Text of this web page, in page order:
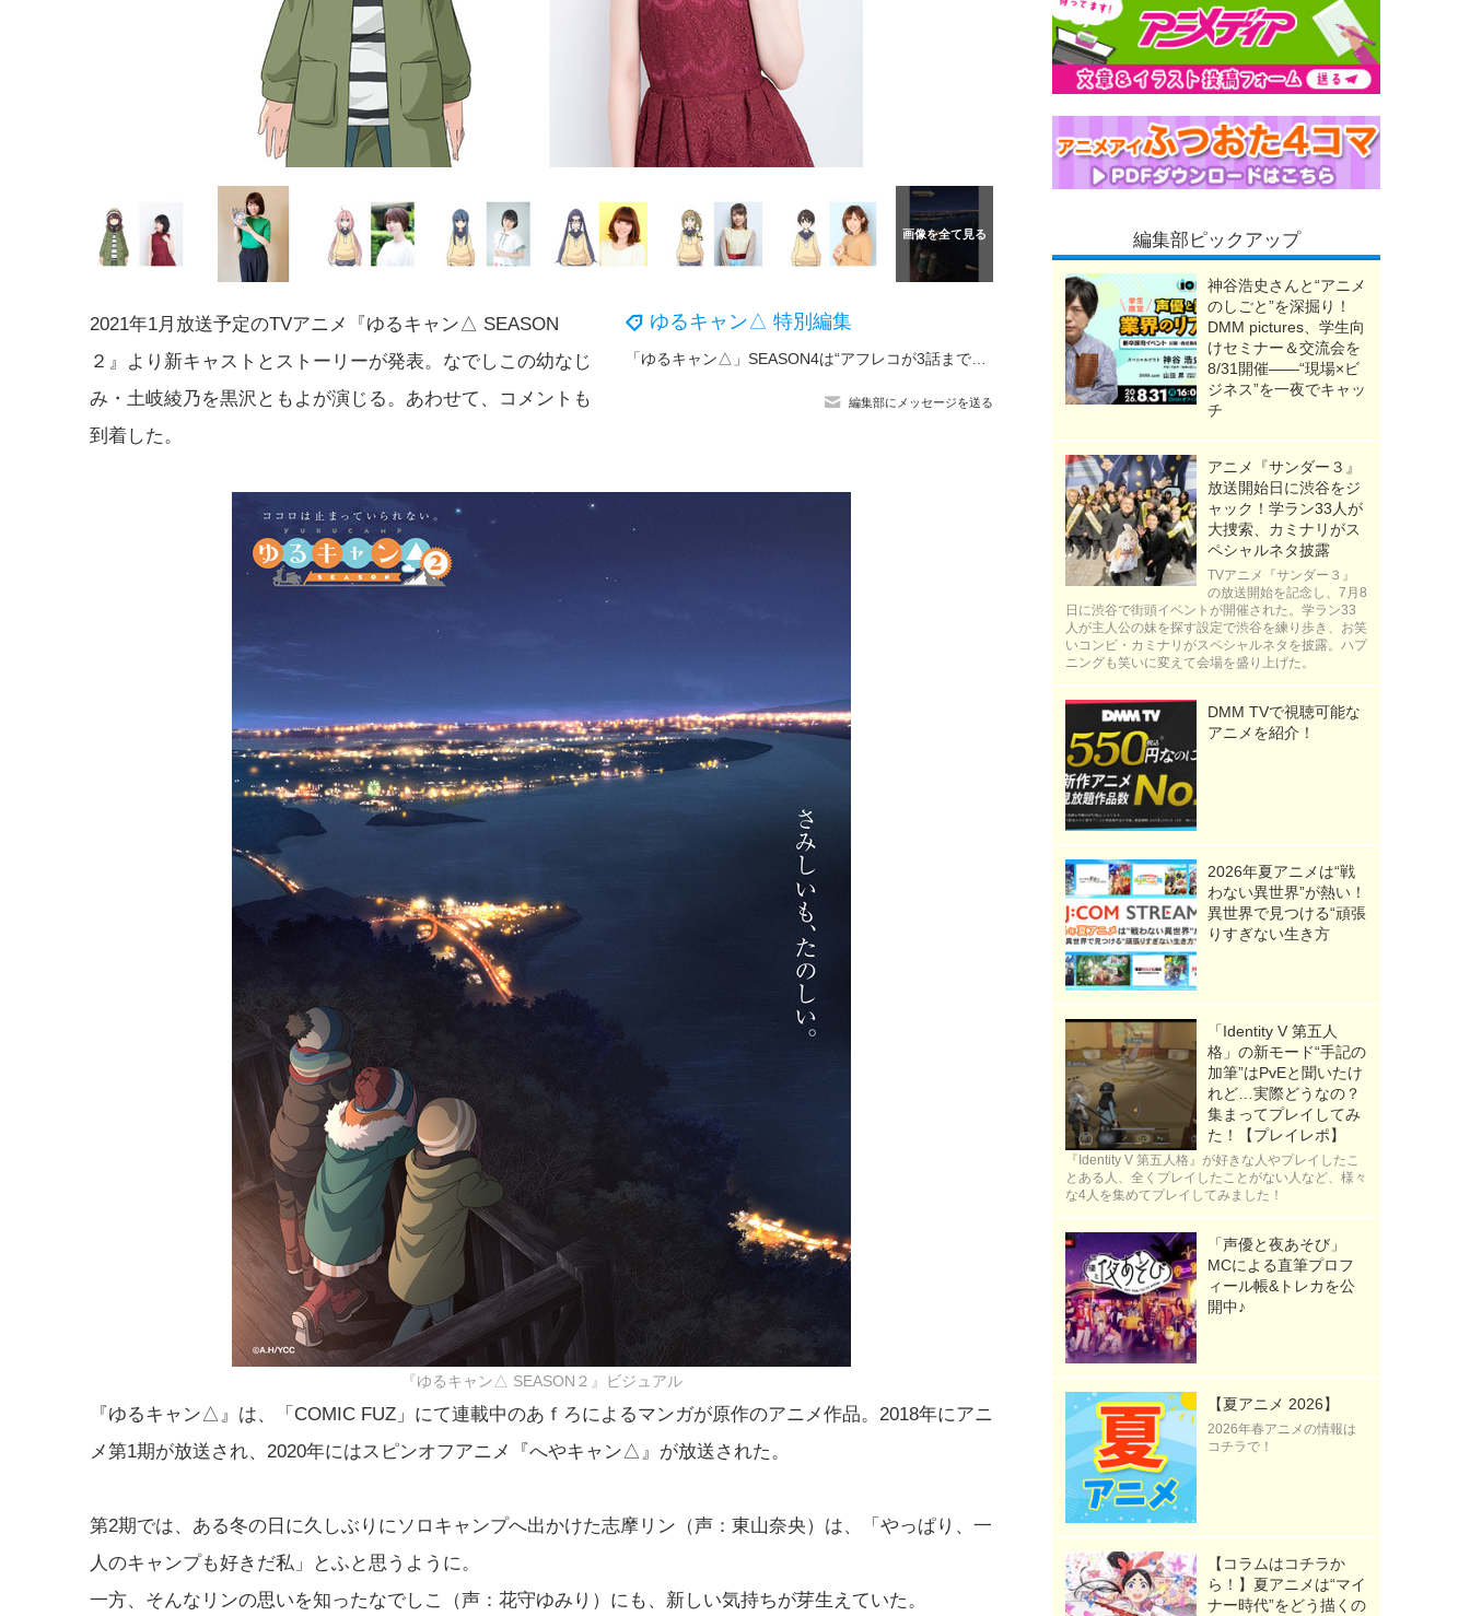
ゆるキャン△ 特別編集
編集部にメッセージを送る
2021年1月放送予定のTVアニメ『ゆるキャン△ SEASON
２』より新キャストとストーリーが発表。なでしこの幼なじ
み・土岐綾乃を黒沢ともよが演じる。あわせて、コメントも
到着した。
『ゆるキャン△ SEASON２』ビジュアル
『ゆるキャン△』は、「COMIC FUZ」にて連載中のあｆろによるマンガが原作のアニメ作品。2018年にアニ
メ第1期が放送され、2020年にはスピンオフアニメ『へやキャン△』が放送された。
第2期では、ある冬の日に久しぶりにソロキャンプへ出かけた志摩リン（声：東山奈央）は、「やっぱり、一
人のキャンプも好きだ私」とふと思うように。
一方、そんなリンの思いを知ったなでしこ（声：花守ゆみり）にも、新しい気持ちが芽生えていた。
編集部ピックアップ
神谷浩史さんと“アニメ
のしごと”を深掘り！
DMM pictures、学生向
けセミナー＆交流会を
8/31開催――“現場×ビ
ジネス”を一夜でキャッ
チ
アニメ『サンダー３』
放送開始日に渋谷をジ
ャック！学ラン33人が
大捜索、カミナリがス
ペシャルネタ披露
TVアニメ『サンダー３』
の放送開始を記念し、7月8
日に渋谷で街頭イベントが開催された。学ラン33
人が主人公の妹を探す設定で渋谷を練り歩き、お笑
いコンビ・カミナリがスペシャルネタを披露。ハプ
ニングも笑いに変えて会場を盛り上げた。
DMM TVで視聴可能な
アニメを紹介！
2026年夏アニメは“戦
わない異世界”が熱い！
異世界で見つける“頑張
りすぎない生き方
「Identity V 第五人
格」の新モード“手記の
加筆”はPvEと聞いたけ
れど…実際どうなの？
集まってプレイしてみ
た！【プレイレポ】
『Identity V 第五人格』が好きな人やプレイしたこ
とある人、全くプレイしたことがない人など、様々
な4人を集めてプレイしてみました！
「声優と夜あそび」
MCによる直筆プロフ
ィール帳&トレカを公
開中♪
【夏アニメ 2026】
2026年春アニメの情報は
コチラで！
【コラムはコチラか
ら！】夏アニメは“マイ
ナー時代”をどう描くの